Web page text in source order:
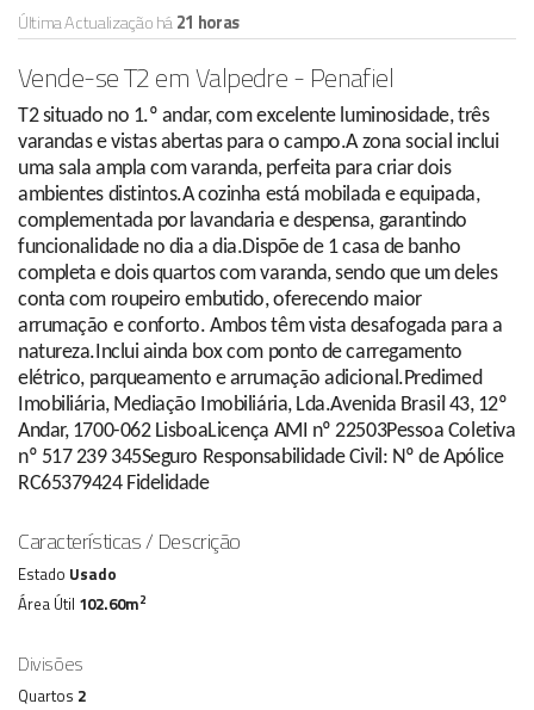
Última Actualização há21 horas
Vende-se T2 em Valpedre - Penafiel
T2 situado no 1.º andar, com excelente luminosidade, três
varandas e vistas abertas para o campo.A zona social inclui
uma sala ampla com varanda, perfeita para criar dois
ambientes distintos.A cozinha está mobilada e equipada,
complementada por lavandaria e despensa, garantindo
funcionalidade no dia a dia.Dispõe de 1 casa de banho
completa e dois quartos com varanda, sendo que um deles
conta com roupeiro embutido, oferecendo maior
arrumação e conforto. Ambos têm vista desafogada para a
natureza.Inclui ainda box com ponto de carregamento
elétrico, parqueamento e arrumação adicional.Predimed
Imobiliária, Mediação Imobiliária, Lda.Avenida Brasil 43, 12º
Andar, 1700-062 LisboaLicença AMI nº 22503Pessoa Coletiva
nº 517 239 345Seguro Responsabilidade Civil: Nº de Apólice
RC65379424 Fidelidade
Características / Descrição
Estado Usado
Área Útil 102.60m2
Divisões
Quartos 2